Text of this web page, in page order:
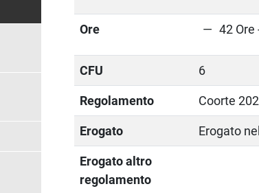
Ore 42 Ore
CFU 6
Regolamento Coorte
Erogato Erogato
Erogato altro
regolamento